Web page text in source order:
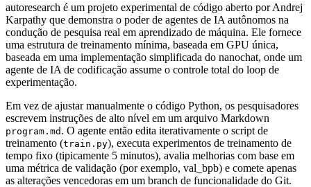
autoresearch é um projeto experimental de código aberto por Andrej
Karpathy que demonstra o poder de agentes de IA autônomos na
condução de pesquisa real em aprendizado de máquina. Ele fornece
uma estrutura de treinamento mínima, baseada em GPU única,
baseada em uma implementação simplificada do nanochat, onde um
agente de IA de codificação assume o controle total do loop de
experimentação.
Em vez de ajustar manualmente o código Python, os pesquisadores
escrevem instruções de alto nível em um arquivo Markdown
program.md . O agente então edita iterativamente o script de
treinamento (train.py), executa experimentos de treinamento de
tempo fixo (tipicamente 5 minutos), avalia melhorias com base em
uma métrica de validação (por exemplo, val_bpb) e comete apenas
as alterações vencedoras em um branch de funcionalidade do Git.